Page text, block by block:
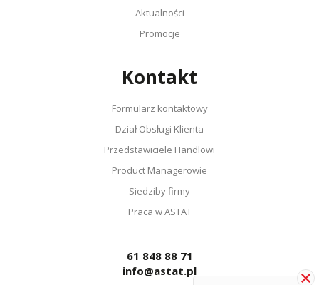
Aktualności
Promocje
Kontakt
Formularz kontaktowy
Dział Obsługi Klienta
Przedstawiciele Handlowi
Product Managerowie
Siedziby firmy
Praca w ASTAT
61 848 88 71
info@astat.pl